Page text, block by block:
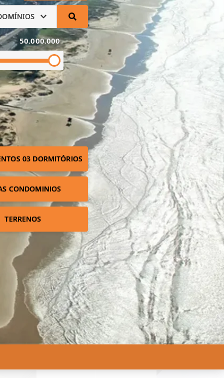
50.000.000
03 DORMITÓRIOS
CONDOMINIOS
TERRENOS